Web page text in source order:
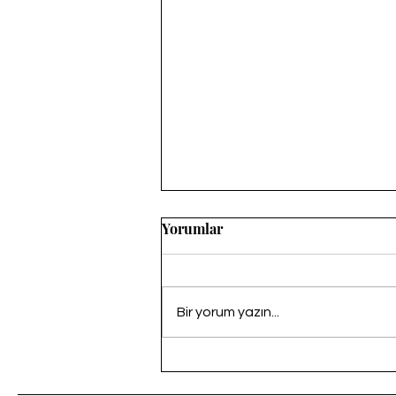
Yorumlar
Bir yorum yazın...